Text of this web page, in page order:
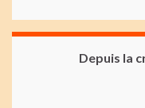
Depuis la